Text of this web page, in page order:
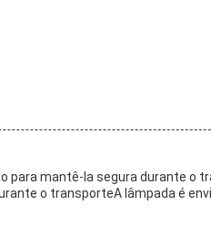
para mantê-la segura durante o
o transporteA lâmpada é